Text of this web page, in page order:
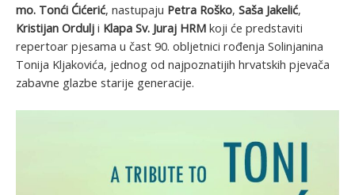
mo. Tonći Ćićerić, nastupaju Petra Roško, Saša Jakelić,
Kristijan Ordulj i Klapa Sv. Juraj HRM koji će predstaviti
repertoar pjesama u čast 90. obljetnici rođenja Solinjanina
Tonija Kljakovića, jednog od najpoznatijih hrvatskih pjevača
zabavne glazbe starije generacije.